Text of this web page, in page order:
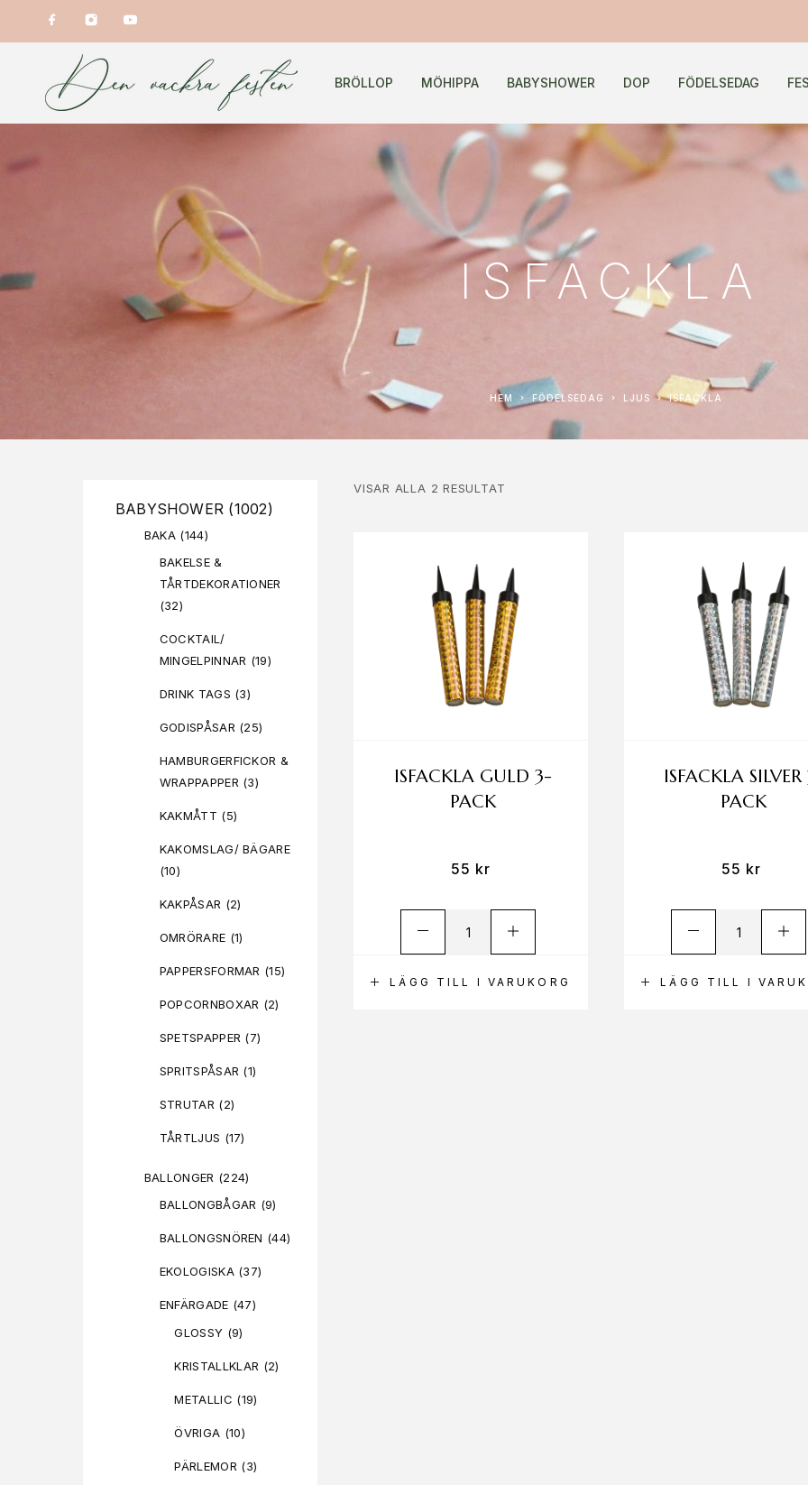
BRÖLLOP MÖHIPPA BABYSHOWER DOP FÖDELSEDAG
ISFACKLA
HEM FÖDELSEDAG LJUS ISFACKLA
BABYSHOWER (1002)
BAKA (144)
BAKELSE &
TÅRTDEKORATIONER
(32)
COCKTAIL/
MINGELPINNAR (19)
DRINK TAGS (3)
GODISPÅSAR (25)
HAMBURGERFICKOR &
WRAPPAPPER (3)
KAKMÅTT (5)
KAKOMSLAG/ BÄGARE
(10)
KAKPÅSAR (2)
OMRÖRARE (1)
PAPPERSFORMAR (15)
POPCORNBOXAR (2)
SPETSPAPPER (7)
SPRITSPÅSAR (1)
STRUTAR (2)
TÅRTLJUS (17)
BALLONGER (224)
BALLONGBÅGAR (9)
BALLONGSNÖREN (44)
EKOLOGISKA (37)
ENFÄRGADE (47)
GLOSSY (9)
KRISTALLKLAR (2)
METALLIC (19)
ÖVRIGA (10)
PÄRLEMOR (3)
VISAR ALLA 2 RESULTAT
LÄGG TILL I VARUKORG
ISFACKLA GULD 3-
PACK
55 kr
LÄGG TILL I
ISFACKLA
PACK
55 kr